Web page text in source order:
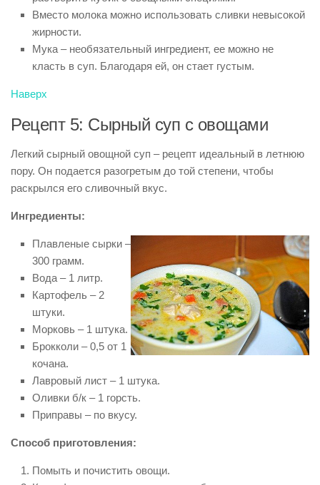
Вместо молока можно использовать сливки невысокой
жирности.
Мука – необязательный ингредиент, ее можно не
класть в суп. Благодаря ей, он стает густым.
Наверх
Рецепт 5: Сырный суп с овощами
Легкий сырный овощной суп – рецепт идеальный в летнюю
пору. Он подается разогретым до той степени, чтобы
раскрылся его сливочный вкус.
Ингредиенты:
Плавленые сырки –
300 грамм.
Вода – 1 литр.
Картофель – 2
штуки.
Морковь – 1 штука.
Брокколи – 0,5 от 1
кочана.
Лавровый лист – 1 штука.
Оливки б/к – 1 горсть.
Приправы – по вкусу.
Способ приготовления:
Помыть и почистить овощи.